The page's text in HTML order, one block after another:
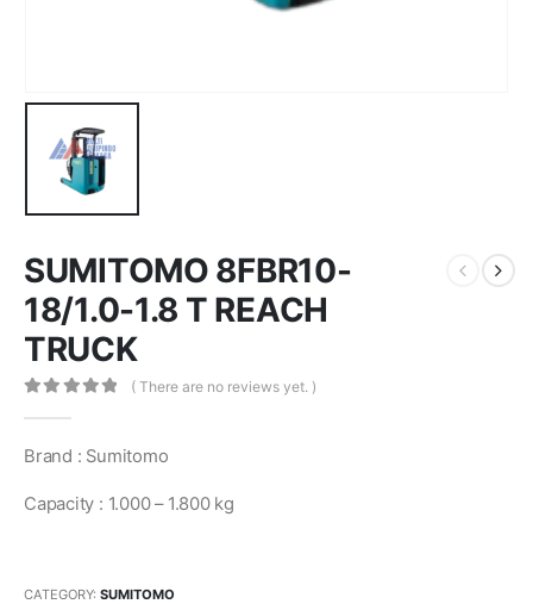
SUMITOMO 8FBR10-
18/1.0-1.8 T REACH
TRUCK
( There are no reviews yet. )
Brand : Sumitomo
Capacity : 1.000 – 1.800 kg
CATEGORY: SUMITOMO